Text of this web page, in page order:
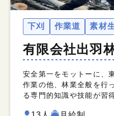
下刈 作業道 素材
有限会社出羽
安全第一をモットーに、
作業の他、林業全般を行
る専門的知識や技能が習